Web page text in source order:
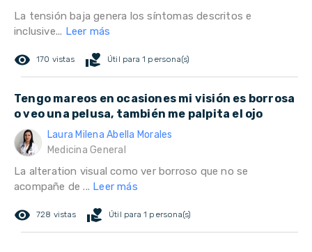
La tensión baja genera los síntomas descritos e
inclusive... Leer más
remove_red_eye 170 vistas volunteer_activism Útil para 1 persona(s)
Tengo mareos en ocasiones mi visión es borrosa
o veo una pelusa, también me palpita el ojo
Laura Milena Abella Morales
Medicina General
La alteration visual como ver borroso que no se
acompañe de ... Leer más
remove_red_eye 728 vistas volunteer_activism Útil para 1 persona(s)